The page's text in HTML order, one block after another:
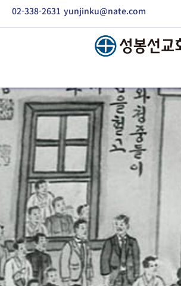
02-338-2631 yunjinku@nate.com